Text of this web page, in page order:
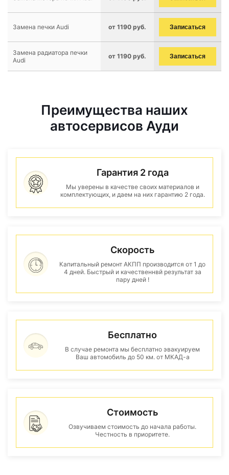
Замена печки Audi от 1190 руб. Записаться
Замена радиатора печки
Audi
от 1190 руб. Записаться
Преимущества наших
автосервисов Ауди
Гарантия 2 года
Мы уверены в качестве своих материалов и
комплектующих, и даем на них гарантию 2 года.
Скорость
Капитальный ремонт АКПП производится от 1 до
4 дней. Быстрый и качественнвй результат за
пару дней !
Бесплатно
В случае ремонта мы бесплатно эвакуируем
Ваш автомобиль до 50 км. от МКАД-а
Стоимость
Озвучиваем стоимость до начала работы.
Честность в приоритете.